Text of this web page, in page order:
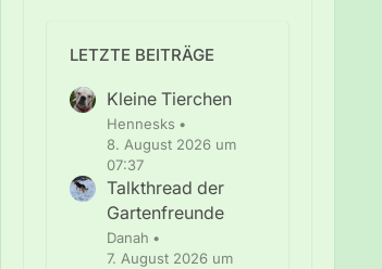
LETZTE BEITRÄGE
Kleine Tierchen
Hennesks
8. August 2026 um
07:37
Talkthread der
Gartenfreunde
Danah
7. August 2026 um